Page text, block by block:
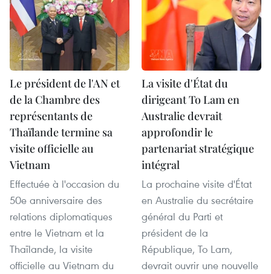
Le président de l'AN et
de la Chambre des
représentants de
Thaïlande termine sa
visite officielle au
Vietnam
Effectuée à l'occasion du
50e anniversaire des
relations diplomatiques
entre le Vietnam et la
Thaïlande, la visite
officielle au Vietnam du
La visite d'État du
dirigeant To Lam en
Australie devrait
approfondir le
partenariat stratégique
intégral
La prochaine visite d'État
en Australie du secrétaire
général du Parti et
président de la
République, To Lam,
devrait ouvrir une nouvelle